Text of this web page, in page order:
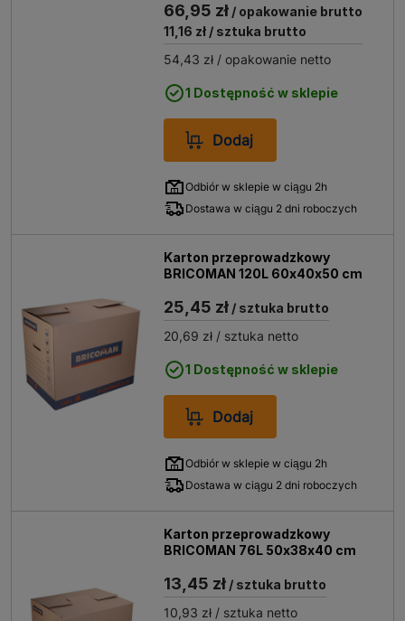
66,95 zł / opakowanie brutto
11,16 zł / sztuka brutto
54,43 zł / opakowanie netto
1 Dostępność w sklepie
Dodaj
Odbiór w sklepie w ciągu 2h
Dostawa w ciągu 2 dni roboczych
Karton przeprowadzkowy
BRICOMAN 120L 60x40x50 cm
25,45 zł / sztuka brutto
20,69 zł / sztuka netto
1 Dostępność w sklepie
Dodaj
Odbiór w sklepie w ciągu 2h
Dostawa w ciągu 2 dni roboczych
Karton przeprowadzkowy
BRICOMAN 76L 50x38x40 cm
13,45 zł / sztuka brutto
10,93 zł / sztuka netto